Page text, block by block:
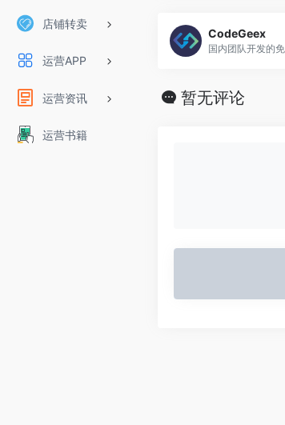
店铺转卖
运营APP
运营资讯
运营书籍
CodeGeex
暂无评论